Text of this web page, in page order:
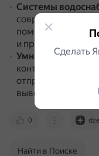
Системы
современных
помогает
и предотвращать
Умные пункты
контролируют
отправляют
вывоз отходов.
0
Найти в Поиске
Сделать